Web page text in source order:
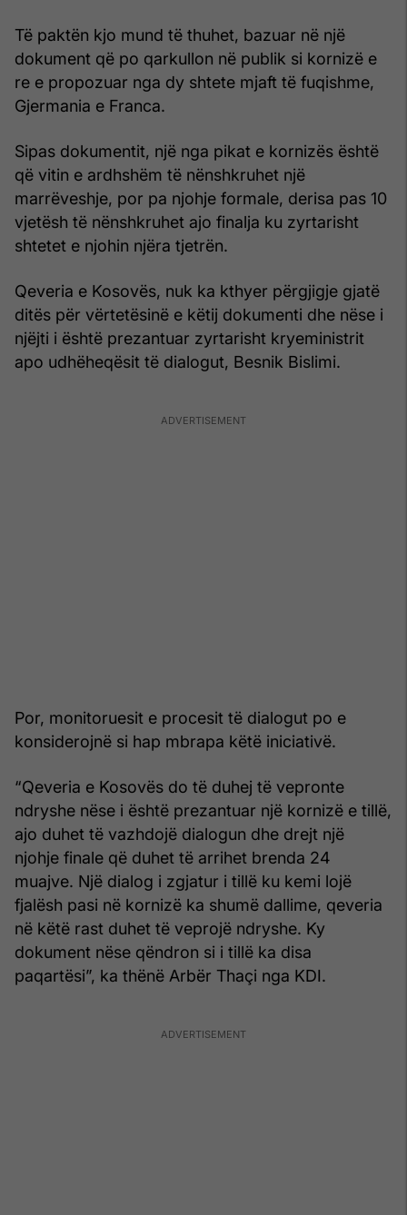
Të paktën kjo mund të thuhet, bazuar në një
dokument që po qarkullon në publik si kornizë e
re e propozuar nga dy shtete mjaft të fuqishme,
Gjermania e Franca.
Sipas dokumentit, një nga pikat e kornizës është
që vitin e ardhshëm të nënshkruhet një
marrëveshje, por pa njohje formale, derisa pas 10
vjetësh të nënshkruhet ajo finalja ku zyrtarisht
shtetet e njohin njëra tjetrën.
Qeveria e Kosovës, nuk ka kthyer përgjigje gjatë
ditës për vërtetësinë e këtij dokumenti dhe nëse i
njëjti i është prezantuar zyrtarisht kryeministrit
apo udhëheqësit të dialogut, Besnik Bislimi.
Por, monitoruesit e procesit të dialogut po e
konsiderojnë si hap mbrapa këtë iniciativë.
“Qeveria e Kosovës do të duhej të vepronte
ndryshe nëse i është prezantuar një kornizë e tillë,
ajo duhet të vazhdojë dialogun dhe drejt një
njohje finale që duhet të arrihet brenda 24
muajve. Një dialog i zgjatur i tillë ku kemi lojë
fjalësh pasi në kornizë ka shumë dallime, qeveria
në këtë rast duhet të veprojë ndryshe. Ky
dokument nëse qëndron si i tillë ka disa
paqartësi”, ka thënë Arbër Thaçi nga KDI.